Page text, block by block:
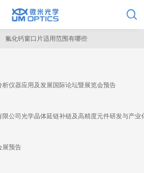

氟化钙窗口片适用范围有哪些
仪器应用及发展国际论坛暨展览会预告
公司光学晶体延链补链及高精度元件研发与产
展预告